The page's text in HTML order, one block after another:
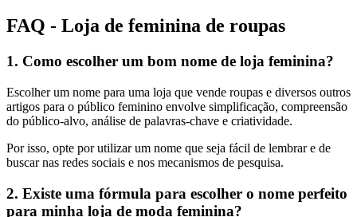
FAQ - Loja de feminina de roupas
1. Como escolher um bom nome de loja feminina?
Escolher um nome para uma loja que vende roupas e diversos outros
artigos para o público feminino envolve simplificação, compreensão
do público-alvo, análise de palavras-chave e criatividade.
Por isso, opte por utilizar um nome que seja fácil de lembrar e de
buscar nas redes sociais e nos mecanismos de pesquisa.
2. Existe uma fórmula para escolher o nome perfeito
para minha loja de moda feminina?